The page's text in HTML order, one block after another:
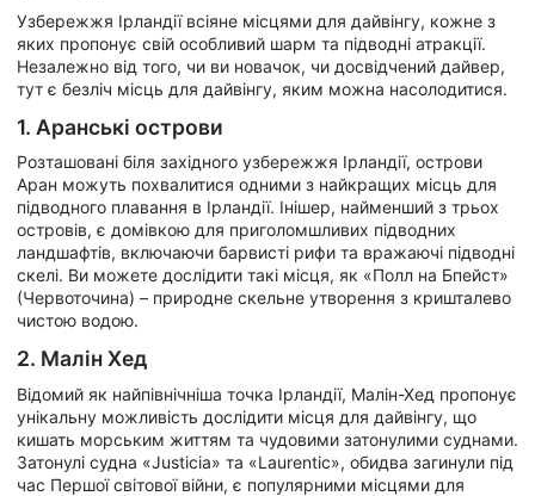
Узбережжя Ірландії всіяне місцями для дайвінгу, кожне з
яких пропонує свій особливий шарм та підводні атракції.
Незалежно від того, чи ви новачок, чи досвідчений дайвер,
тут є безліч місць для дайвінгу, яким можна насолодитися.
1. Аранські острови
Розташовані біля західного узбережжя Ірландії, острови
Аран можуть похвалитися одними з найкращих місць для
підводного плавання в Ірландії. Інішер, найменший з трьох
островів, є домівкою для приголомшливих підводних
ландшафтів, включаючи барвисті рифи та вражаючі підводні
скелі. Ви можете дослідити такі місця, як «Полл на Бпейст»
(Червоточина) – природне скельне утворення з кришталево
чистою водою.
2. Малін Хед
Відомий як найпівнічніша точка Ірландії, Малін-Хед пропонує
унікальну можливість дослідити місця для дайвінгу, що
кишать морським життям та чудовими затонулими суднами.
Затонулі судна «Justicia» та «Laurentic», обидва загинули під
час Першої світової війни, є популярними місцями для